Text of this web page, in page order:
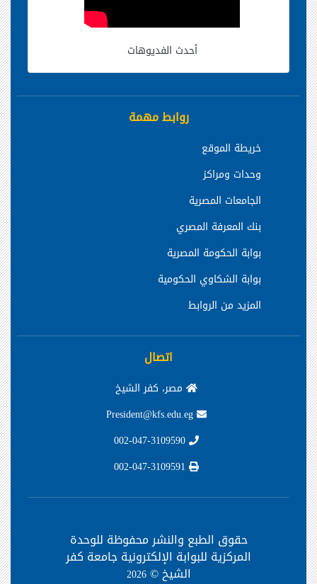
أحدث الفديوهات
روابط مهمة
خريطة الموقع
وحدات ومراكز
الجامعات المصرية
بنك المعرفة المصري
بوابة الحكومة المصرية
بوابة الشكاوي الحكومية
المزيد من الروابط
اتصال
مصر، كفر الشيخ
حقوق الطبع والنشر محفوظة للوحدة
المركزية للبوابة الإلكترونية جامعة كفر
الشيخ ©2026